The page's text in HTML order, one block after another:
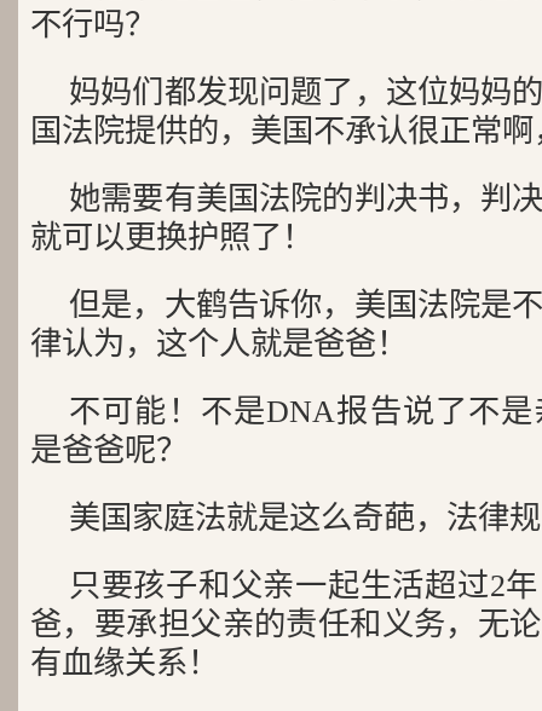
不行吗？
妈妈们都发现问题了，这位妈妈
国法院提供的，美国不承认很正常
她需要有美国法院的判决书，判
就可以更换护照了！
但是，大鹤告诉你，美国法院是
律认为，这个人就是爸爸！
不可能！不是DNA报告说了不
是爸爸呢？
美国家庭法就是这么奇葩，法律
只要孩子和父亲一起生活超过2
爸，要承担父亲的责任和义务，无
有血缘关系！